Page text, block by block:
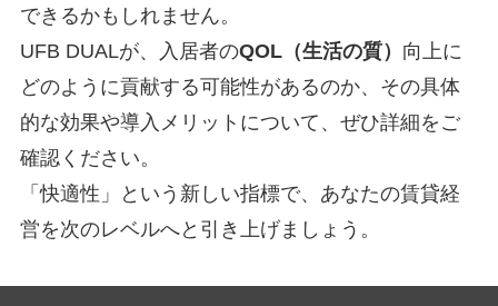
できるかもしれません。
UFB DUALが、入居者のQOL（生活の質） 向上に
どのように貢献する可能性があるのか、その具体
的な効果や導入メリットについて、ぜひ詳細をご
確認ください。
「快適性」という新しい指標で、あなたの賃貸経
営を次のレベルへと引き上げましょう。